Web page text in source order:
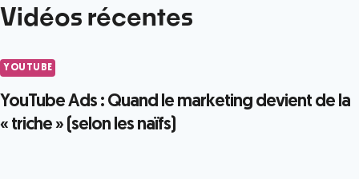
Vidéos récentes
YOUTUBE
YouTube Ads : Quand le marketing devient de la
« triche » (selon les naïfs)